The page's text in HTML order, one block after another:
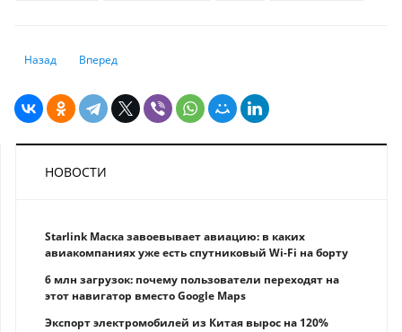
Предыдущий: Доходы «Великолепной семерки» превосходят
Назад Следующий: не видят значительного числа альтернатив
Вперед
НОВОСТИ
Starlink Маска завоевывает авиацию: в каких
авиакомпаниях уже есть спутниковый Wi-Fi на борту
6 млн загрузок: почему пользователи переходят на
этот навигатор вместо Google Maps
Экспорт электромобилей из Китая вырос на 120%